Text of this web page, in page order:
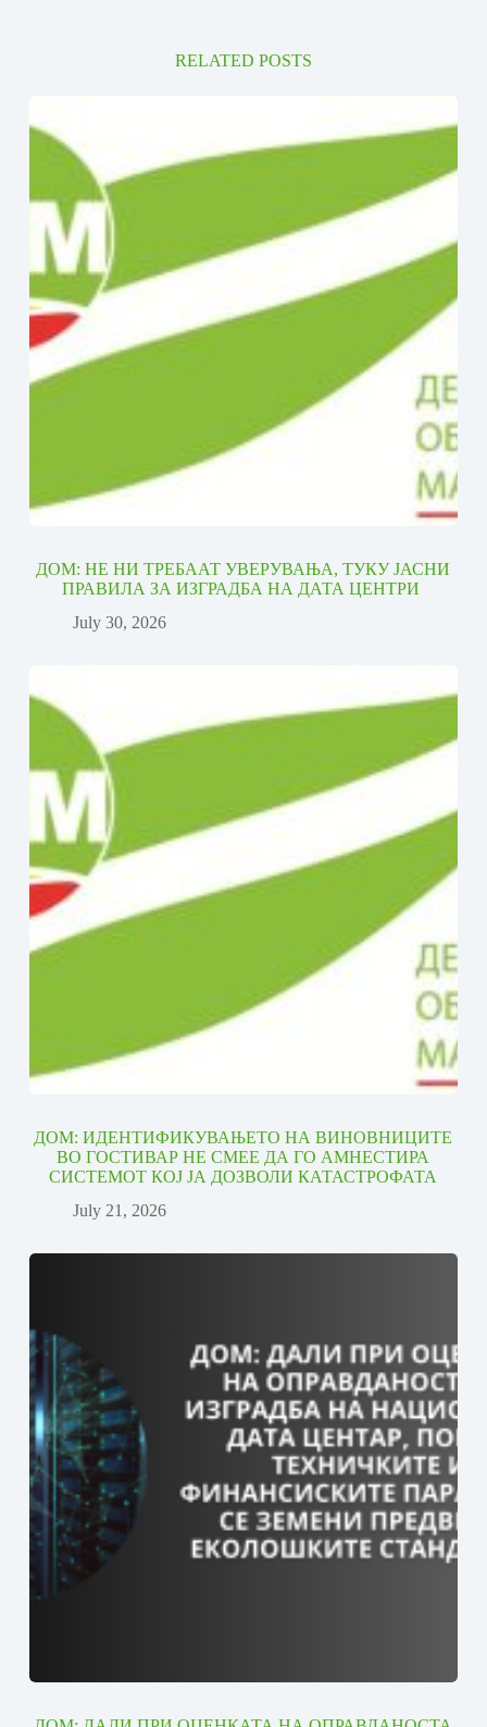
RELATED POSTS
ДОМ: НЕ НИ ТРЕБААТ УВЕРУВАЊА, ТУКУ ЈАСНИ
ПРАВИЛА ЗА ИЗГРАДБА НА ДАТА ЦЕНТРИ
July 30, 2026
ДОМ: ИДЕНТИФИКУВАЊЕТО НА ВИНОВНИЦИТЕ
ВО ГОСТИВАР НЕ СМЕЕ ДА ГО АМНЕСТИРА
СИСТЕМОТ КОЈ ЈА ДОЗВОЛИ КАТАСТРОФАТА
July 21, 2026